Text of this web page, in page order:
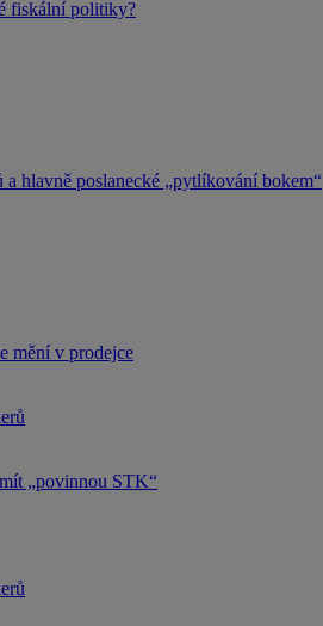
fiskální politiky?
hlavně poslanecké „pytlíkování bokem“
mění v prodejce
„povinnou STK“